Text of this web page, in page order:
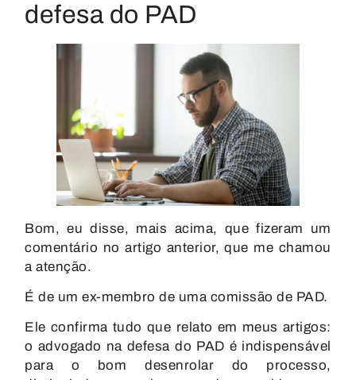
defesa do PAD
Bom, eu disse, mais acima, que fizeram um
comentário no artigo anterior, que me chamou
a atenção.
É de um ex-membro de uma comissão de PAD.
Ele confirma tudo que relato em meus artigos:
o advogado na defesa do PAD é indispensável
para o bom desenrolar do processo,